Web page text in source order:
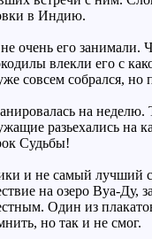
в Индию.
очень его
влекли его с
совсем собрался, но
на
разьехались на
Судьбы!
и не самый лучший
на озеро Вуа-
Один из
но так и не смог.